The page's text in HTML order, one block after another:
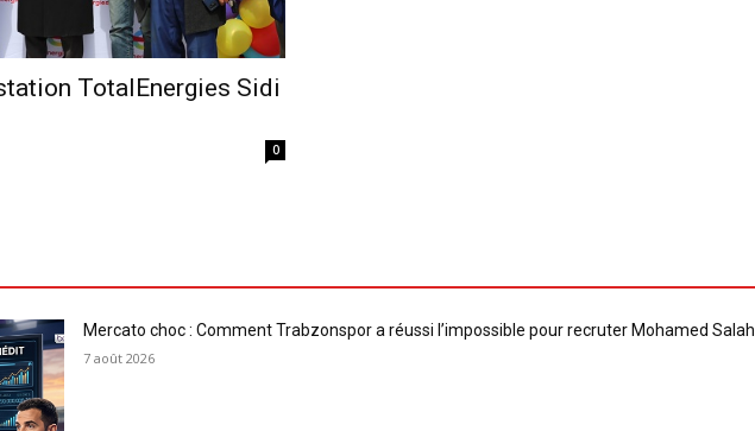
TotalEnergies Sidi
0
Mercato choc : Comment Trabzonspor a réussi l’impossible pour recruter Mohamed Salah
7 août 2026